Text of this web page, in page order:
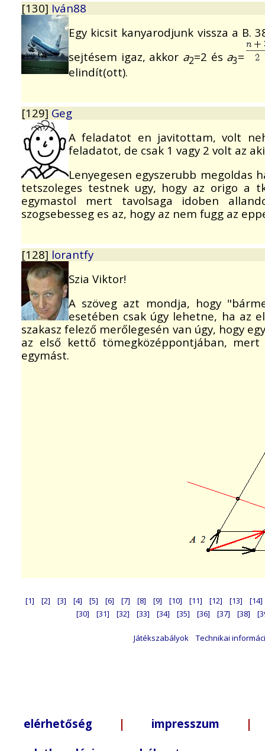
[130] Iván88
Egy kicsit kanyarodjunk vissza a B.
sejtésem igaz, akkor a2=2 és a3=
elindít(ott).
[129] Geg
A feladatot en javitottam, volt
feladatot, de csak 1 vagy 2 volt az
Lenyegesen egyszerubb megoldas
tetszoleges testnek ugy, hogy az origo a
egymastol mert tavolsaga idoben
szogsebesseg es az, hogy az nem fugg az
[128] lorantfy
Szia Viktor!
A szöveg azt mondja, hogy
esetében csak úgy lehetne, ha az
szakasz felező merőlegesén van úgy, hogy
az első kettő tömegközéppontjában,
egymást.
[1] [2] [3] [4] [5] [6] [7] [8] [9] [10] [11] [12] [13]
[14]
[30]
[31] [32] [33] [34] [35] [36] [37] [38]
Játékszabályok Technikai
elérhetőség | impresszum |